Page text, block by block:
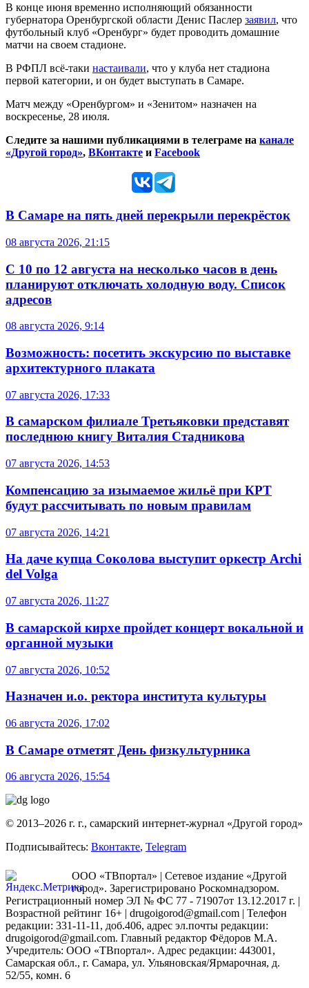
В конце июня временно исполняющий обязанности
губернатора Оренбургской области Денис Паслер заявил, что
футбольный клуб «Оренбург» будет проводить домашние
матчи на своем стадионе.
В РФПЛ всё-таки настаивали, что у клуба нет стадиона
первой категории, и он будет выступать в Самаре.
Матч между «Оренбургом» и «Зенитом» назначен на
воскресенье, 28 июля.
Следите за нашими публикациями в телеграме на канале
«Другой город», ВКонтакте и Facebook
В Самаре на пять дней перекрыли перекрёсток
08 августа 2026, 21:15
С 10 по 12 августа на несколько часов в день
планируют отключать холодную воду. Список
адресов
08 августа 2026, 9:14
Возможность: посетить экскурсию по выставке
архитектурного плаката
07 августа 2026, 17:33
В самарском филиале Третьяковки представят
последнюю книгу Виталия Стадникова
07 августа 2026, 14:53
Компенсацию за изымаемое жильё при КРТ
будут рассчитывать по новым правилам
07 августа 2026, 14:21
На даче купца Соколова выступит оркестр Archi
del Volga
07 августа 2026, 11:27
В самарской кирхе пройдет концерт вокальной и
органной музыки
07 августа 2026, 10:52
Назначен и.о. ректора института культуры
06 августа 2026, 17:02
В Самаре отметят День физкультурника
06 августа 2026, 15:54
© 2013–2026 г. г., самарский интернет-журнал «Другой город»
Подписывайтесь: Вконтакте, Telegram
ООО «ТВпортал» | Сетевое издание «Другой
город». Зарегистрировано Роскомнадзором.
Регистрационный номер ЭЛ № ФС 77 - 71907от 13.12.2017 г. |
Возрастной рейтинг 16+ | drugoigorod@gmail.com | Телефон
редакции: 331-11-11, доб.406, адрес эл.почты редакции:
drugoigorod@gmail.com. Главный редактор Фёдоров М.А.
Учредитель: ООО «ТВпортал». Адрес редакции: 443001,
Самарская обл., г. Самара, ул. Ульяновская/Ярмарочная, д.
52/55, комн. 6